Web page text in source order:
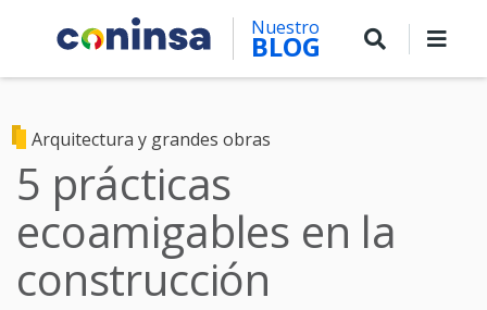
Nuestro
BLOG
Arquitectura y grandes obras
5 prácticas
ecoamigables en la
construcción